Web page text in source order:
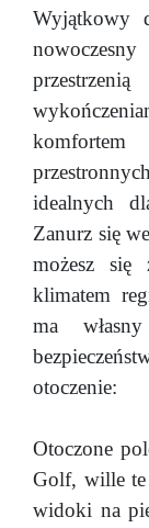
Wyjątkowy
idealnych
Zanurz się
możesz się
klimatem
ma
otoczenie:
Otoczone
Golf, wille te
widoki na